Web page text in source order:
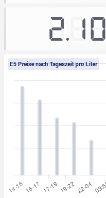
2.10
E5 Preise nach Tageszeit pro Liter